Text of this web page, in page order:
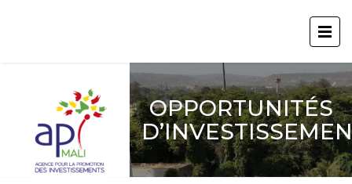
OPPORTUNITÉS